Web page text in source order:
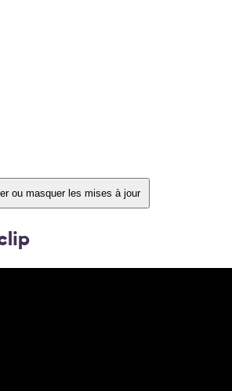
ou masquer les mises à jour